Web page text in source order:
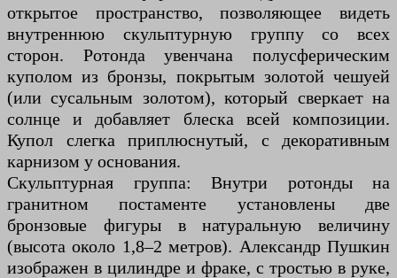
открытое пространство, позволяющее видеть
внутреннюю скульптурную группу со всех
сторон. Ротонда увенчана полусферическим
куполом из бронзы, покрытым золотой чешуей
(или сусальным золотом), который сверкает на
солнце и добавляет блеска всей композиции.
Купол слегка приплюснутый, с декоративным
карнизом у основания.
Скульптурная группа: Внутри ротонды на
гранитном постаменте установлены две
бронзовые фигуры в натуральную величину
(высота около 1,8–2 метров). Александр Пушкин
изображен в цилиндре и фраке, с тростью в руке,